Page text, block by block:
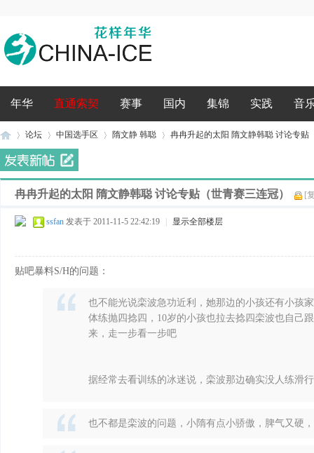
年华 直通索契 赛事 国内 集锦 实践 音
»
论坛
›
中国选手区
›
隋文静 韩聪
›
冉冉升起的太阳 隋文静韩聪 讨论专贴
冉冉升起的太阳 隋文静韩聪 讨论专贴（世青赛三连冠） [
ssfan 发表于 2011-11-5 22:42:19 显示全部楼层
贴吧暴料S/H的问题：
也不能光说栾波急功近利，她那边的小孩还有小孩
体练抛四捻四，10岁的小孩也拉去捻四栾波也自己
来，走一步看一步吧
据经常去看训练的冰迷说，栾波那边确实没人练滑
也不都是栾波的问题，小隋有点小骄傲，脾气又硬